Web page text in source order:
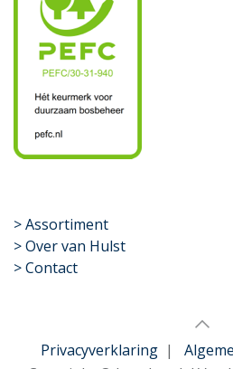
​>Assortiment
> Over van Hulst
> Contact
Privacyverklaring|